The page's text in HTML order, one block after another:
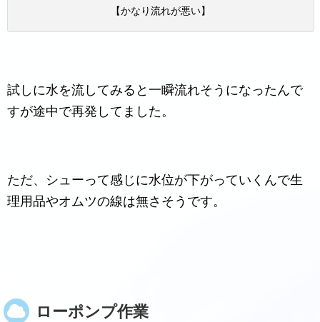
【かなり流れが悪い】
試しに水を流してみると一瞬流れそうになったんで
すが途中で再発してました。
ただ、シューって感じに水位が下がっていくんで生
理用品やオムツの線は無さそうです。
ローポンプ作業